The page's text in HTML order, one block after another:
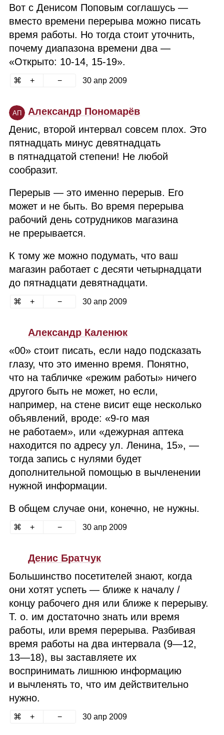
Вот с Денисом Поповым соглашусь —
вместо времени перерыва можно писать
время работы. Но тогда стоит уточнить,
почему диапазона времени два —
«Открыто: 10‑14, 15‑19».
30 апр 2009
АП
Александр Пономарёв
Денис, второй интервал совсем плох. Это
пятнадцать минус девятнадцать
в пятнадцатой степени! Не любой
сообразит.
Перерыв — это именно перерыв. Его
может и не быть. Во время перерыва
рабочий день сотрудников магазина
не прерывается.
К тому же можно подумать, что ваш
магазин работает с десяти четырнадцати
до пятнадцати девятнадцати.
30 апр 2009
Александр Каленюк
«00» стоит писать, если надо подсказать
глазу, что это именно время. Понятно,
что на табличке «режим работы» ничего
другого быть не может, но если,
например, на стене висит еще несколько
объявлений, вроде: «9‑го мая
не работаем», или «дежурная аптека
находится по адресу ул. Ленина, 15», —
тогда запись с нулями будет
дополнительной помощью в вычленении
нужной информации.
В общем случае они, конечно, не нужны.
30 апр 2009
Денис Братчук
Большинство посетителей знают, когда
они хотят успеть — ближе к началу /
концу рабочего дня или ближе к перерыву.
Т. о. им достаточно знать или время
работы, или время перерыва. Разбивая
время работы на два интервала (9⁠—12,
13⁠—18), вы заставляете их
воспринимать лишнюю информацию
и вычленять то, что им действительно
нужно.
30 апр 2009